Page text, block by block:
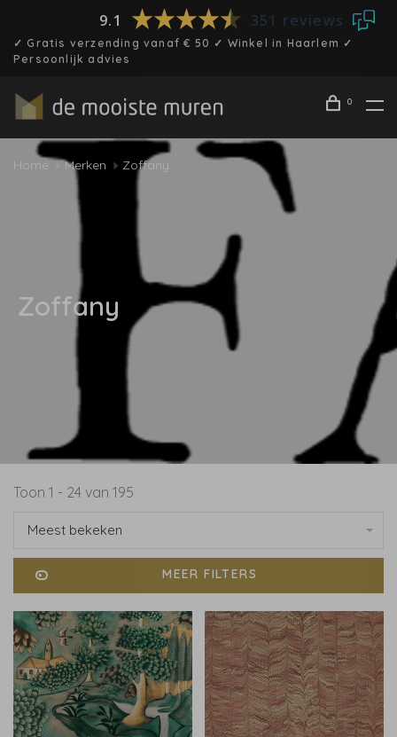
9.1 351 reviews
✓ Gratis verzending vanaf € 50 ✓ Winkel in Haarlem ✓
Persoonlijk advies
0
Home Merken Zoffany
Zoffany
Toon 1 - 24 van 195
Meest bekeken
MEER FILTERS